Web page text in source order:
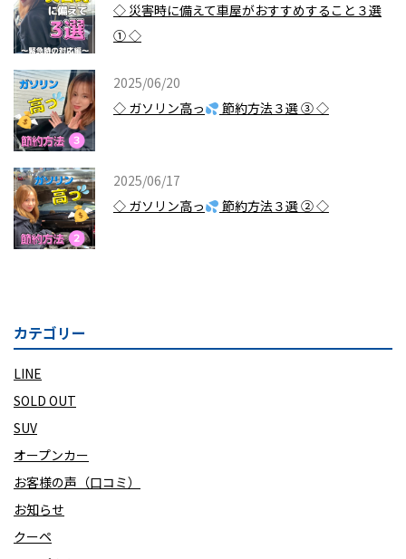
◇ 災害時に備えて車屋がおすすめすること３選
① ◇
2025/06/20
◇ ガソリン高っ
節約方法３選 ③ ◇
2025/06/17
◇ ガソリン高っ
節約方法３選 ② ◇
カテゴリー
LINE
SOLD OUT
SUV
オープンカー
お客様の声（口コミ）
お知らせ
クーペ